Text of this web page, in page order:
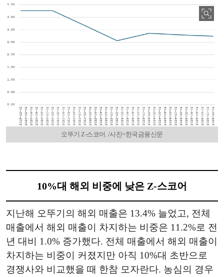
오뚜기 Z-스코어. /사진=한국금융신문
10%대 해외 비중에 낮은 Z-스코어
지난해 오뚜기의 해외 매출은 13.4% 늘었고, 전체
매출에서 해외 매출이 차지하는 비중은 11.2%로 전
년 대비 1.0% 증가했다. 전체 매출에서 해외 매출이
차지하는 비중이 커졌지만 아직 10%대 초반으로
경쟁사와 비교했을 때 한참 모자란다. 농심의 경우